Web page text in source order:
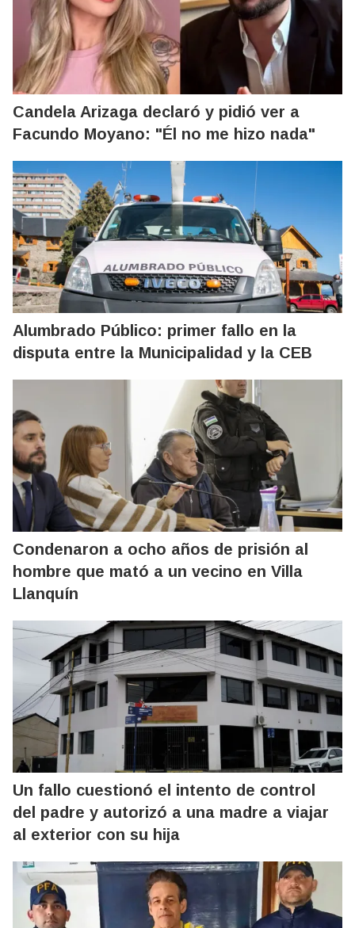
Candela Arizaga declaró y pidió ver a
Facundo Moyano: "Él no me hizo nada"
Alumbrado Público: primer fallo en la
disputa entre la Municipalidad y la CEB
Condenaron a ocho años de prisión al
hombre que mató a un vecino en Villa
Llanquín
Un fallo cuestionó el intento de control
del padre y autorizó a una madre a viajar
al exterior con su hija